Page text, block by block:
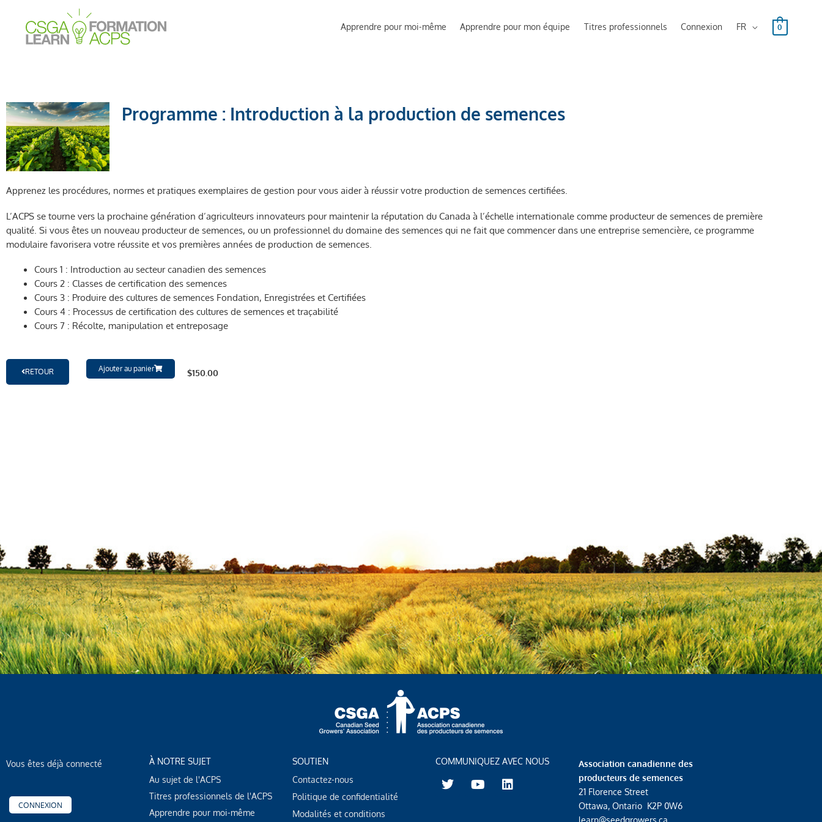
contenu
Apprendre pour moi-même Apprendre pour mon équipe Titres professionnels Connexion FR 0
Programme : Introduction à la production de semences
Apprenez les procédures, normes et pratiques exemplaires de gestion pour vous aider à réussir votre production de semences certifiées.
L’ACPS se tourne vers la prochaine génération d’agriculteurs innovateurs pour maintenir la réputation du Canada à l’échelle internationale comme producteur de semences de première
qualité. Si vous êtes un nouveau producteur de semences, ou un professionnel du domaine des semences qui ne fait que commencer dans une entreprise semencière, ce programme
modulaire favorisera votre réussite et vos premières années de production de semences.
Cours 1 : Introduction au secteur canadien des semences
Cours 2 : Classes de certification des semences
Cours 3 : Produire des cultures de semences Fondation, Enregistrées et Certifiées
Cours 4 : Processus de certification des cultures de semences et traçabilité
Cours 7 : Récolte, manipulation et entreposage
RETOUR Ajouter au panier $150.00
Vous êtes déjà connecté
CONNEXION
À NOTRE SUJET
Au sujet de l'ACPS
Titres professionnels de l'ACPS
Apprendre pour moi-même
SOUTIEN
Contactez-nous
Politique de confidentialité
Modalités et conditions
COMMUNIQUEZ AVEC NOUS
T
w
Y
o
L
i
Association canadienne des
producteurs de semences
21 Florence Street
Ottawa, Ontario K2P 0W6
learn@seedgrowers.ca